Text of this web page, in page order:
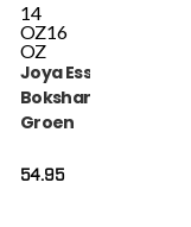
14
OZ16
OZ
Joya Essential
Bokshandschoenen
Groen
54.95